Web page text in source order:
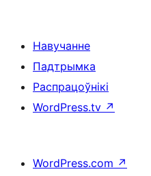
Навучанне
Падтрымка
Распрацоўнікі
WordPress.tv ↗
WordPress.com ↗